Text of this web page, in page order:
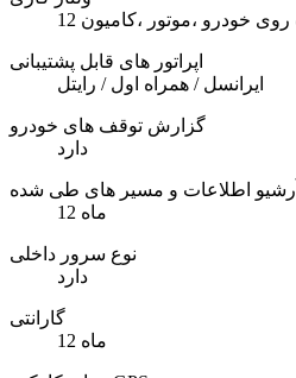
اپراتور های قابل پشتیبانی
ایرانسل / همراه اول / رایتل
گزارش توقف های خودرو
دارد
آرشیو اطلاعات و مسیر های طی شده
12 ماه
نوع سرور داخلی
دارد
گارانتی
12 ماه